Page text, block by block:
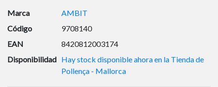
Marca
AMBIT
Código
9708140
EAN
8420812003174
Disponibilidad Hay stock disponible ahora en la Tienda de
Pollença - Mallorca